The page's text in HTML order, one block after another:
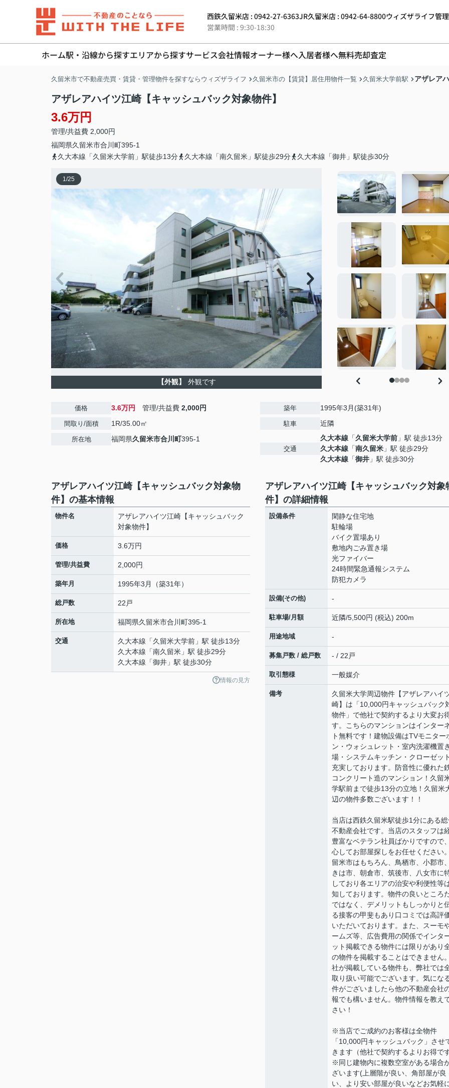
西鉄久留米店 : 0942-27-6363JR久留米店 : 0942-64-8800ウィズザライフ管
営業時間 : 9:30-18:30
ホーム駅・沿線から探すエリアから探すサービス会社情報オーナー様へ入居者様へ無料売却査定
久留米市で不動産売買・賃貸・管理物件を探すならウィズザライフ 久留米市の【賃貸】居住用物件一覧 久留米大学前駅 アザレア
アザレアハイツ江崎【キャッシュバック対象物件】
3.6万円
管理/共益費 2,000円
福岡県久留米市合川町395-1
久大本線「久留米大学前」駅徒歩13分
久大本線「南久留米」駅徒歩29分 久大本線「御井」駅徒歩30分
1/25
【外観】 外観です
価格 3.6万円 管理/共益費 2,000円
間取り/面積 1R/35.00㎡
所在地 福岡県久留米市合川町395-1
築年 1995年3月(築31年)
駐車 近隣
交通
久大本線 「久留米大学前 」駅 徒歩13分
久大本線 「南久留米 」駅 徒歩29分
久大本線 「御井 」駅 徒歩30分
アザレアハイツ江崎【キャッシュバック対象物
件】の基本情報
物件名
アザレアハイツ江崎【キャッシュバック
対象物件】
価格 3.6万円
管理/共益費 2,000円
築年月 1995年3月（築31年）
総戸数 22戸
所在地 福岡県久留米市合川町395-1
交通 久大本線 「久留米大学前 」駅 徒歩13分
久大本線 「南久留米 」駅 徒歩29分
久大本線 「御井 」駅 徒歩30分
情報の見方
アザレアハイツ江崎【キャッシュバック対象
件】の詳細情報
設備条件
閑静な住宅地
駐輪場
バイク置場あり
敷地内ごみ置き場
光ファイバー
24時間緊急通報システム
防犯カメラ
設備(その他) -
駐車場/月額 近隣/5,500円 (税込) 200m
用途地域 -
募集戸数 / 総戸数 - / 22戸
取引態様 一般媒介
備考
久留米大学周辺物件【アザレアハイ
崎】は「10,000円キャッシュバック
物件」で他社で契約するより大変お
す。こちらのマンションはインター
ト無料です！建物設備はTVモニター
ン・ウォシュレット・室内洗濯機置
場・システムキッチン・クローゼッ
充実しております。防音性に優れた
コンクリート造のマンション！久留
学駅前まで徒歩13分の立地！久留米
辺の物件多数ございます！！
当店は西鉄久留米駅徒歩1分にある
不動産会社です。当店のスタッフは
豊富なベテラン社員ばかりですので
心してお部屋探しをお任せください
留米市はもちろん、鳥栖市、小郡市
きは市、朝倉市、筑後市、八女市に
しており各エリアの治安や利便性等
知しております。物件の良いところ
ではなく、デメリットもしっかりと
る接客の甲斐もあり口コミでは高評
いただいております。また、スーモ
ームズ等、広告費用の関係でインタ
ット掲載できる物件には限りがあり
の物件を掲載することはできません
社が掲載している物件も、弊社では
取り扱い可能でございます。気にな
件がございましたら他の不動産会社
報でも構いません。物件情報を教え
さい！
※当店でご成約のお客様は全物件
「10,000円キャッシュバック」させ
きます（他社で契約するよりお得で
※同じ建物内に複数空室がある場合
ざいます(上層階が良い、角部屋が良
い、より安い部屋が良いなどお気軽